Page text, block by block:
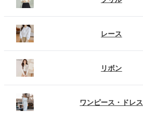
レース
リボン
ワンピース・ドレス